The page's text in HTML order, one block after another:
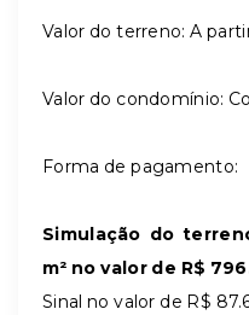
Valor do terreno: A
Valor do condomínio:
Forma de pagamento:
Simulação do
m² no valor de R$
Sinal no valor de R$